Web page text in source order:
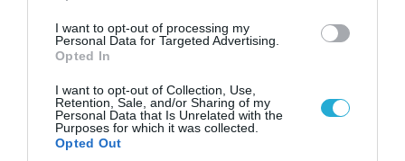
I want to opt-out of processing my
Personal Data for Targeted Advertising.
Opted In
I want to opt-out of Collection, Use,
Retention, Sale, and/or Sharing of my
Personal Data that Is Unrelated with the
Purposes for which it was collected.
Opted Out
06.08.2026 | 14:02